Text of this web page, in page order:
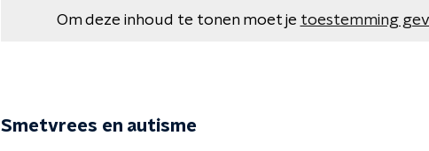
Om deze inhoud te tonen moet je toestemming
Smetvrees en autisme